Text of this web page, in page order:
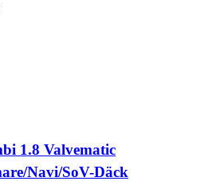
1.8 Valvematic
Navi/SoV-Däck